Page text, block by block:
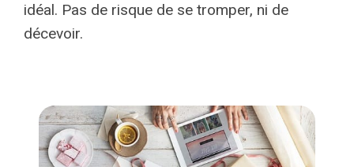
idéal. Pas de risque de se tromper, ni de
décevoir.